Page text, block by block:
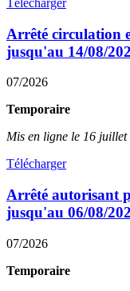
Télécharger
Arrêté circulation
jusqu'au 14/08/
07/2026
Temporaire
Mis en ligne le 16 juillet
Télécharger
Arrêté autorisant
jusqu'au 06/08/
07/2026
Temporaire